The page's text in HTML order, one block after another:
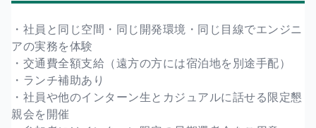
・社員と同じ空間・同じ開発環境・同じ目線でエンジニ
アの実務を体験
・交通費全額支給（遠方の方には宿泊地を別途手配）
・ランチ補助あり
・社員や他のインターン生とカジュアルに話せる限定懇
親会を開催